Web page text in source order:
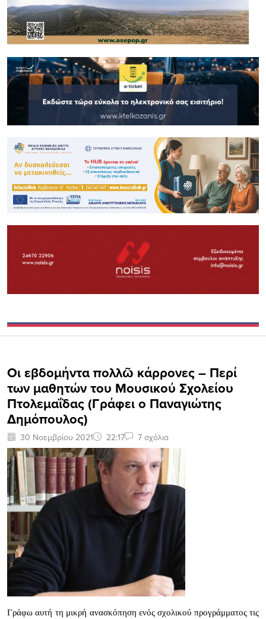
Oι εβδομήντα πολλῶ κάρρονες – Περί
των μαθητών του Μουσικού Σχολείου
Πτολεμαΐδας (Γράφει ο Παναγιώτης
Δημόπουλος)
30 Νοεμβρίου 2021 22:17 7 σχόλια
Γράφω αυτή τη μικρή ανασκόπηση ενός σχολικού προγράμματος τις